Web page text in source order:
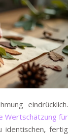
eindrücklich.
Wertschätzung für
identischen, fertig